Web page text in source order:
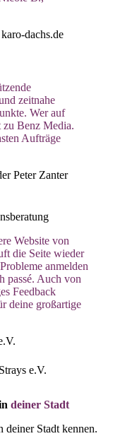
zeitnahe
Wer auf
zu Benz Media.
Aufträge
Website von
die Seite wieder
anmelden
passé. Auch von
Feedback
deine großartige
e.V.
deiner Stadt
deiner Stadt kennen.